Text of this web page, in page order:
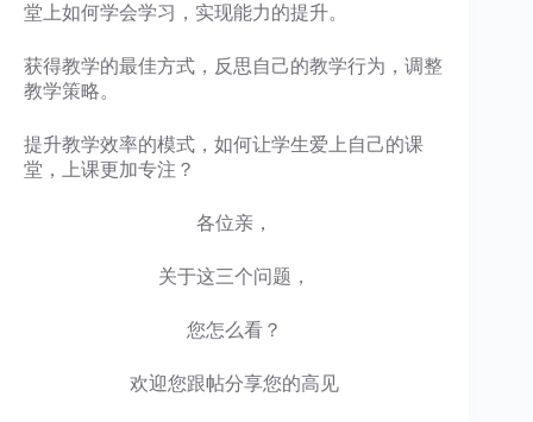
堂上如何学会学习，实现能力的提升。
获得教学的最佳方式，反思自己的教学行为，调整
教学策略。
提升教学效率的模式，如何让学生爱上自己的课
堂，上课更加专注？
各位亲，
关于这三个问题，
您怎么看？
欢迎您跟帖分享您的高见